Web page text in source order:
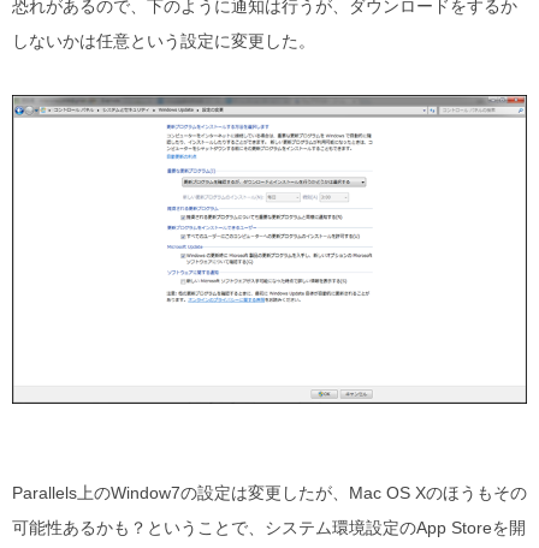
恐れがあるので、下のように通知は行うが、ダウンロードをするか
しないかは任意という設定に変更した。
Parallels上のWindow7の設定は変更したが、Mac OS Xのほうもその
可能性あるかも？ということで、システム環境設定のApp Storeを開